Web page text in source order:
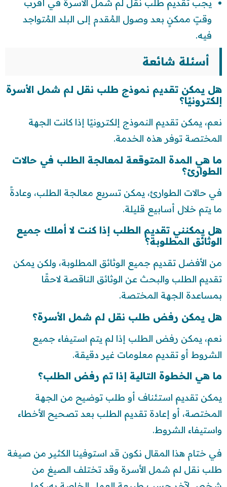
يجب تقديم طلب نقل لم شمل الأسرة في أقرب
وقتٍ ممكنٍ بعد وصول المُقدم إلى البلد المُتواجد
فيه.
أسئلة شائعة
هل يمكن تقديم نموذج طلب نقل لم شمل الأسرة
إلكترونيًا؟
نعم، يمكن تقديم النموذج إلكترونيًا إذا كانت الجهة
المختصة توفر هذه الخدمة.
ما هي المدة المتوقعة لمعالجة الطلب في حالات
الطوارئ؟
في حالات الطوارئ، يمكن تسريع معالجة الطلب، وعادةً
ما يتم خلال أسابيع قليلة.
هل يمكنني تقديم الطلب إذا كنت لا أملك جميع
الوثائق المطلوبة؟
من الأفضل تقديم جميع الوثائق المطلوبة، ولكن يمكن
تقديم الطلب والبحث عن الوثائق الناقصة لاحقًا
بمساعدة الجهة المختصة.
هل يمكن رفض طلب نقل لم شمل الأسرة؟
نعم، يمكن رفض الطلب إذا لم يتم استيفاء جميع
الشروط أو تقديم معلومات غير دقيقة.
ما هي الخطوة التالية إذا تم رفض الطلب؟
يمكن تقديم استئناف أو طلب توضيح من الجهة
المختصة، أو إعادة تقديم الطلب بعد تصحيح الأخطاء
واستيفاء الشروط.
في ختام هذا المقال نكون قد استوفينا الكثير من صيغة
طلب نقل لم شمل الأسرة وقد تختلف الصيغ من